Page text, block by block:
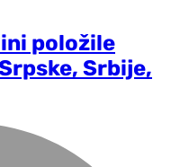
položile
Srbije,